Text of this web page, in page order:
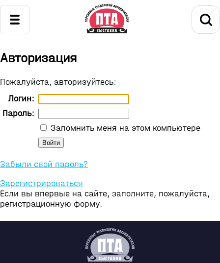
Авторизация
Пожалуйста, авторизуйтесь:
Логин:
Пароль:
Запомнить меня на этом компьютере
Забыли свой пароль?
Зарегистрироваться
Если вы впервые на сайте, заполните, пожалуйста,
регистрационную форму.